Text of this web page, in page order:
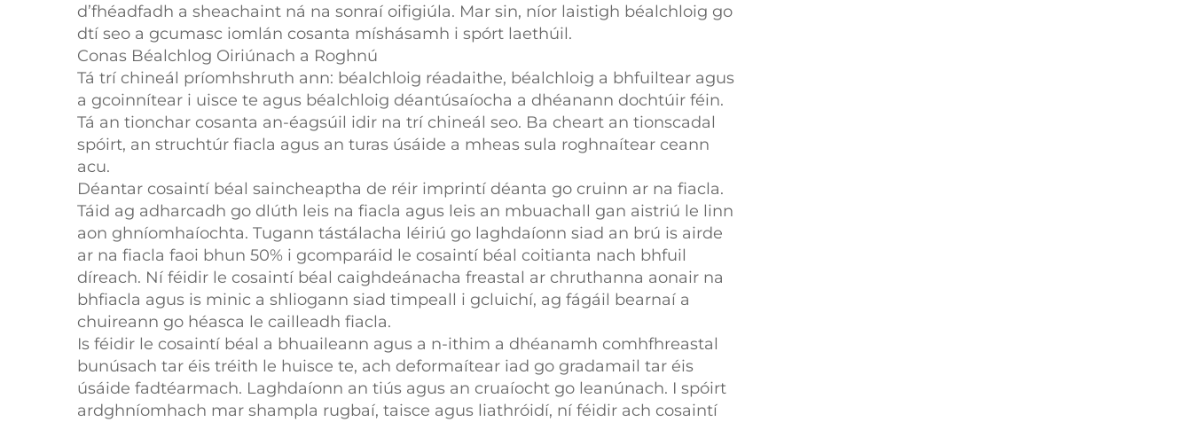
d’fhéadfadh a sheachaint ná na sonraí oifigiúla. Mar sin, níor laistigh béalchloig go
dtí seo a gcumasc iomlán cosanta míshásamh i spórt laethúil.
Conas Béalchlog Oiriúnach a Roghnú
Tá trí chineál príomhshruth ann: béalchloig réadaithe, béalchloig a bhfuiltear agus
a gcoinnítear i uisce te agus béalchloig déantúsaíocha a dhéanann dochtúir féin.
Tá an tionchar cosanta an-éagsúil idir na trí chineál seo. Ba cheart an tionscadal
spóirt, an struchtúr fiacla agus an turas úsáide a mheas sula roghnaítear ceann
acu.
Déantar cosaintí béal saincheaptha de réir imprintí déanta go cruinn ar na fiacla.
Táid ag adharcadh go dlúth leis na fiacla agus leis an mbuachall gan aistriú le linn
aon ghníomhaíochta. Tugann tástálacha léiriú go laghdaíonn siad an brú is airde
ar na fiacla faoi bhun 50% i gcomparáid le cosaintí béal coitianta nach bhfuil
díreach. Ní féidir le cosaintí béal caighdeánacha freastal ar chruthanna aonair na
bhfiacla agus is minic a shliogann siad timpeall i gcluichí, ag fágáil bearnaí a
chuireann go héasca le cailleadh fiacla.
Is féidir le cosaintí béal a bhuaileann agus a n-ithim a dhéanamh comhfhreastal
bunúsach tar éis tréith le huisce te, ach deformaítear iad go gradamail tar éis
úsáide fadtéarmach. Laghdaíonn an tiús agus an cruaíocht go leanúnach. I spóirt
ardghníomhach mar shampla rugbaí, taisce agus liathróidí, ní féidir ach cosaintí